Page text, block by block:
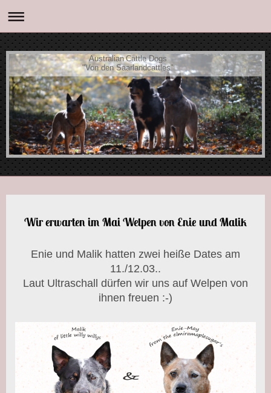
Australian Cattle Dogs
"Von den Saarlandcattles"
Wir erwarten im Mai Welpen von Enie und Malik
Enie und Malik hatten zwei heiße Dates am
11./12.03..
Laut Ultraschall dürfen wir uns auf Welpen von
ihnen freuen :-)